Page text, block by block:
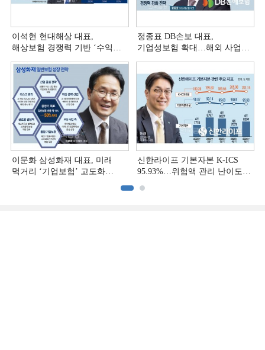
이석현 현대해상 대표,
해상보험 경쟁력 기반 ‘수익
(3)]
정종표 DB손보 대표,
기업성보험 확대…해외 사업
이문화 삼성화재 대표, 미래
먹거리 ‘기업보험’ 고도화
신한라이프 기본자본 K-ICS
95.93%…위험액 관리 난이도